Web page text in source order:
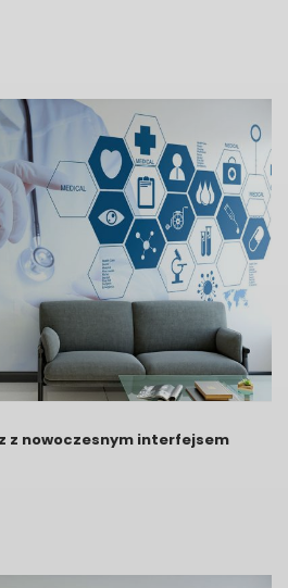
z nowoczesnym interfejsem